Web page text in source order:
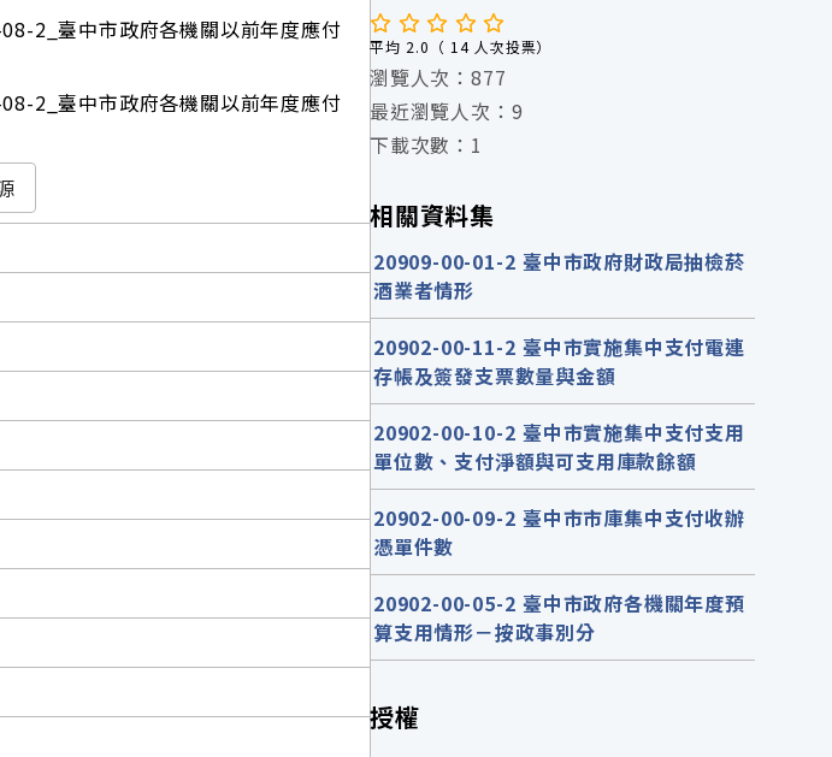
2_臺中市政府各機關以前年度應付
2_臺中市政府各機關以前年度應付
平均 2.0（ 14 人次投票）
瀏覽人次：877
最近瀏覽人次：9
下載次數：1
相關資料集
20909-00-01-2 臺中市政府財政局抽檢菸
酒業者情形
20902-00-11-2 臺中市實施集中支付電連
存帳及簽發支票數量與金額
20902-00-10-2 臺中市實施集中支付支用
單位數、支付淨額與可支用庫款餘額
20902-00-09-2 臺中市市庫集中支付收辦
憑單件數
20902-00-05-2 臺中市政府各機關年度預
算支用情形－按政事別分
授權